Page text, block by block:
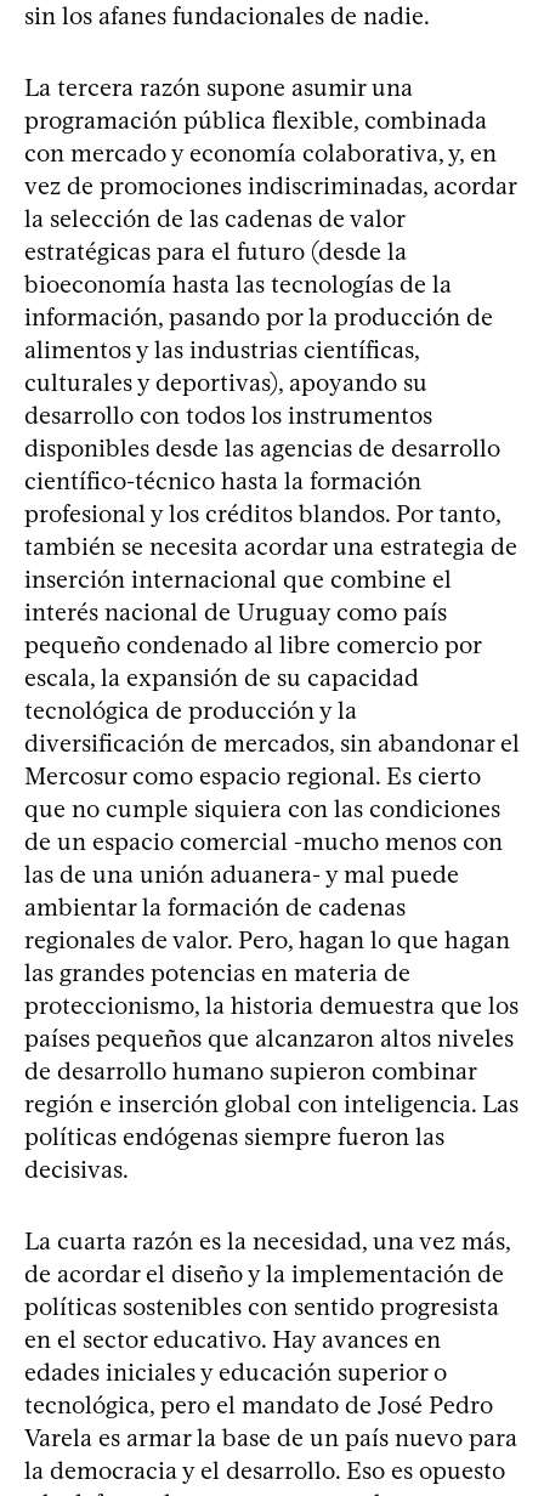
sin los afanes fundacionales de nadie.
La tercera razón supone asumir una
programación pública flexible, combinada
con mercado y economía colaborativa, y, en
vez de promociones indiscriminadas, acordar
la selección de las cadenas de valor
estratégicas para el futuro (desde la
bioeconomía hasta las tecnologías de la
información, pasando por la producción de
alimentos y las industrias científicas,
culturales y deportivas), apoyando su
desarrollo con todos los instrumentos
disponibles desde las agencias de desarrollo
científico-técnico hasta la formación
profesional y los créditos blandos. Por tanto,
también se necesita acordar una estrategia de
inserción internacional que combine el
interés nacional de Uruguay como país
pequeño condenado al libre comercio por
escala, la expansión de su capacidad
tecnológica de producción y la
diversificación de mercados, sin abandonar el
Mercosur como espacio regional. Es cierto
que no cumple siquiera con las condiciones
de un espacio comercial -mucho menos con
las de una unión aduanera- y mal puede
ambientar la formación de cadenas
regionales de valor. Pero, hagan lo que hagan
las grandes potencias en materia de
proteccionismo, la historia demuestra que los
países pequeños que alcanzaron altos niveles
de desarrollo humano supieron combinar
región e inserción global con inteligencia. Las
políticas endógenas siempre fueron las
decisivas.
La cuarta razón es la necesidad, una vez más,
de acordar el diseño y la implementación de
políticas sostenibles con sentido progresista
en el sector educativo. Hay avances en
edades iniciales y educación superior o
tecnológica, pero el mandato de José Pedro
Varela es armar la base de un país nuevo para
la democracia y el desarrollo. Eso es opuesto